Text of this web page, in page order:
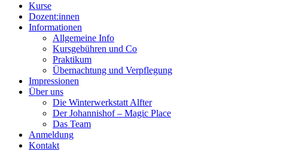
Kurse
Dozent:innen
Informationen
Allgemeine Info
Kursgebühren und Co
Praktikum
Übernachtung und Verpflegung
Impressionen
Über uns
Die Winterwerkstatt Alfter
Der Johannishof – Magic Place
Das Team
Anmeldung
Kontakt